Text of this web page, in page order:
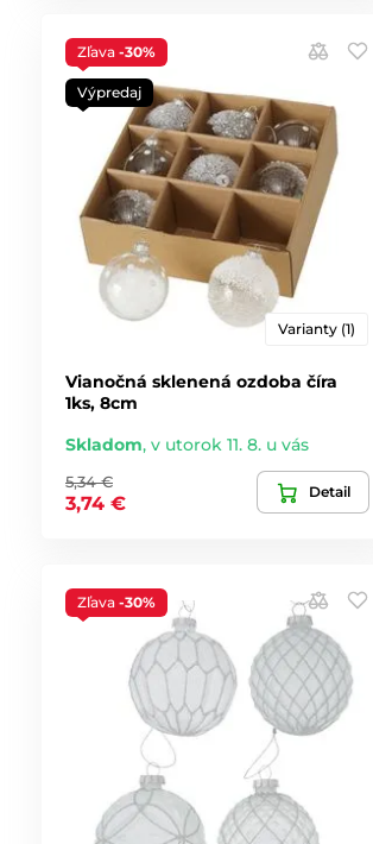
Zľava -30%
Výpredaj
Varianty (1)
Vianočná sklenená ozdoba číra
1ks, 8cm
Skladom, v utorok 11. 8. u vás
5,34 €
3,74 €
Detail
Zľava -30%